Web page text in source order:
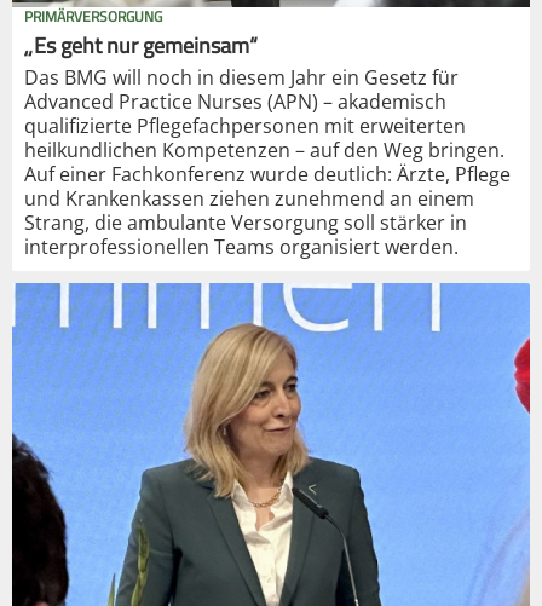
PRIMÄRVERSORGUNG
„Es geht nur gemeinsam“
Das BMG will noch in diesem Jahr ein Gesetz für
Advanced Practice Nurses (APN) – akademisch
qualifizierte Pflegefachpersonen mit erweiterten
heilkundlichen Kompetenzen – auf den Weg bringen.
Auf einer Fachkonferenz wurde deutlich: Ärzte, Pflege
und Krankenkassen ziehen zunehmend an einem
Strang, die ambulante Versorgung soll stärker in
interprofessionellen Teams organisiert werden.